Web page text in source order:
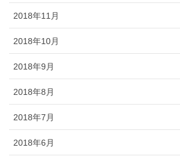
2018年11月
2018年10月
2018年9月
2018年8月
2018年7月
2018年6月